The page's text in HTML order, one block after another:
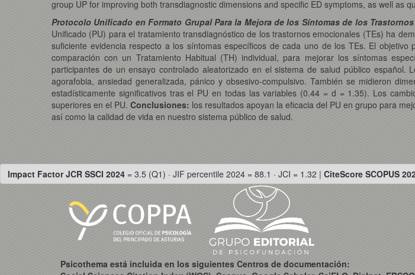
group UP for improving both transdiagnostic dimensions and specific ED symptoms, as well as
Protocolo Unificado en Formato Grupal Para la Mejora de los Síntomas de los
Unificado (PU) para el tratamiento transdiagnóstico de los trastornos emocionales (TEs) ha
suficiente evidencia respecto a los síntomas específicos de cada uno de los TEs. El
comparación con un Tratamiento Habitual (TH) individual, para mejorar los síntomas
participantes de un ensayo controlado aleatorizado en el sistema de salud público
agorafobia, ansiedad generalizada, pánico y obsesivo-compulsivo. También se midieron
estadísticamente significativos tras el PU en todas las variables (0.44 = d = 1.35). Los
superiores en el PU. Conclusiones: los resultados apoyan la eficacia del PU en grupo para
así como la calidad de vida en nuestro sistema público de salud.
Impact Factor JCR SSCI 2024 = 3.5 (Q1) · JIF percentile 2024 = 88.1 · JCI = 1.32 | CiteScore SCOPUS
Psicothema está incluida en los siguientes Centros de documentación: